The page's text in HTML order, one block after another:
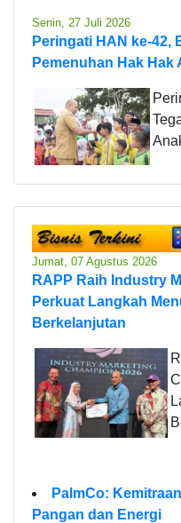
Senin, 27 Juli 2026
Peringati HAN ke-42,
Pemenuhan Hak Hak
Jumat, 07 Agustus 2026
RAPP Raih Industry
Perkuat Langkah
Berkelanjutan
PalmCo:
Pangan dan Energi